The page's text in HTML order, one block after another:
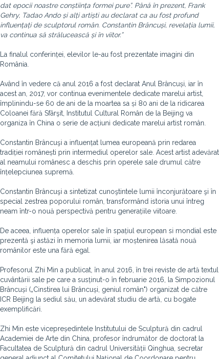
dat epocii noastre conștiința formei pure”. Până în prezent, Frank
Gehry, Tadao Ando și alți artiști au declarat ca au fost profund
influențați de sculptorul român. Constantin Brâncuși, revelația lumii,
va continua să strălucească și în viitor.”
La finalul conferinței, elevilor le-au fost prezentate imagini din
România.
Având în vedere că anul 2016 a fost declarat Anul Brâncuși, iar în
acest an, 2017, vor continua evenimentele dedicate marelui artist,
împlinindu-se 60 de ani de la moartea sa și 80 ani de la ridicarea
Coloanei fără Sfârşit, Institutul Cultural Român de la Beijing va
organiza în China o serie de acțiuni dedicate marelui artist român.
Constantin Brâncuşi a influențat lumea europeană prin redarea
tradiției românești prin intermediul operelor sale. Acest artist adevărat
al neamului românesc a deschis prin operele sale drumul către
înțelepciunea supremă.
Constantin Brâncuşi a sintetizat cunoştintele lumii înconjurătoare şi în
special zestrea poporului român, transformând istoria unui întreg
neam într-o nouă perspectivă pentru generațiile viitoare.
De aceea, influența operelor sale în spațiul european si mondial este
prezentă şi astăzi în memoria lumii, iar moștenirea lăsată nouă
românilor este una fără egal.
Profesorul Zhi Min a publicat, în anul 2016, în trei reviste de artă textul
cuvântării sale pe care a susținut-o în februarie 2016, la Simpozionul
Brâncuși („Cinstirea lui Brâncuși, geniul român") organizat de către
ICR Beijing la sediul său, un adevărat studiu de artă, cu bogate
exemplificări.
Zhi Min este vicepreședintele Institutului de Sculptură din cadrul
Academiei de Arte din China, profesor îndrumător de doctorat la
Facultatea de Sculptură din cadrul Universității Qinghua, secretar